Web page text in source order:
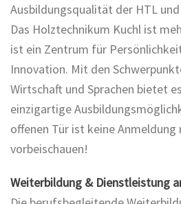
Ausbildungsqualität der HTL und
Das Holztechnikum Kuchl ist
ist ein Zentrum für
Innovation. Mit den
Wirtschaft und Sprachen bietet
einzigartige
offenen Tür ist keine
vorbeischauen!
Weiterbildung & Dienstleistung